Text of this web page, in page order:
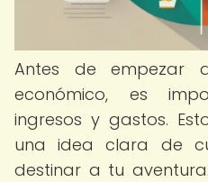
Antes de empezar
económico, es
ingresos y gastos.
una idea clara de
destinar a tu